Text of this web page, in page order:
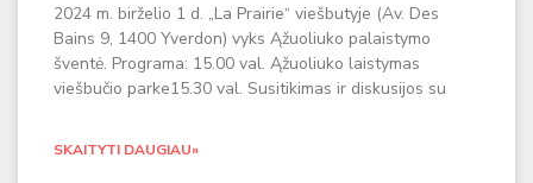
2024 m. birželio 1 d. „La Prairie“ viešbutyje (Av. Des
Bains 9, 1400 Yverdon) vyks Ąžuoliuko palaistymo
šventė. Programa: 15.00 val. Ąžuoliuko laistymas
viešbučio parke15.30 val. Susitikimas ir diskusijos su
SKAITYTI DAUGIAU»